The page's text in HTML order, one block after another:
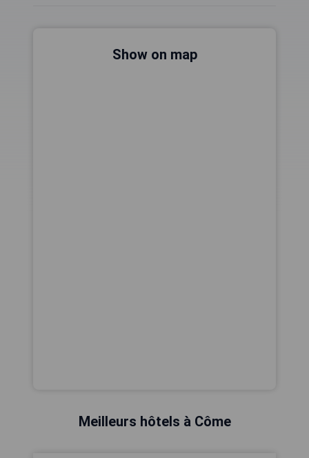
Show on map
Meilleurs hôtels à Côme